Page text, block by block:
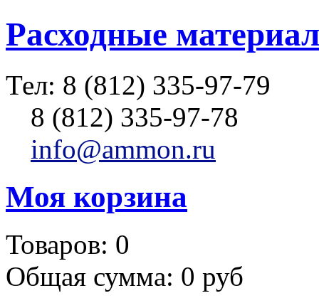
Расходные
Тел: 8 (812) 335-97-79
8 (812) 335-97-78
info@ammon.ru
Моя корзина
Товаров: 0
Общая сумма: 0 руб